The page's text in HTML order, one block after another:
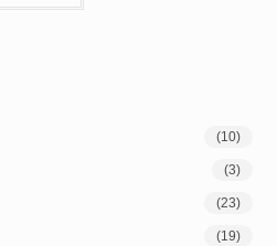
(10)
(3)
(23)
(19)